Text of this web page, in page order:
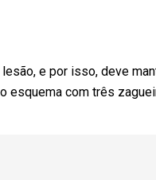
e por isso, deve
esquema com três